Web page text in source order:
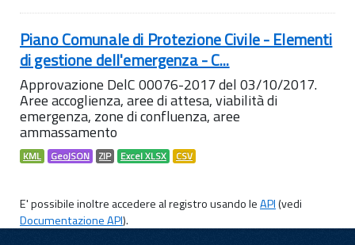
Piano Comunale di Protezione Civile - Elementi
di gestione dell'emergenza - C...
Approvazione DelC 00076-2017 del 03/10/2017.
Aree accoglienza, aree di attesa, viabilità di
emergenza, zone di confluenza, aree
ammassamento
KML GeoJSON ZIP Excel XLSX CSV
E' possibile inoltre accedere al registro usando leAPI(vedi
Documentazione API).